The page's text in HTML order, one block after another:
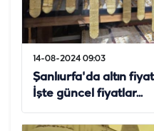
14-08-2024 09:03
Şanlıurfa'da altın
İşte güncel fiyatlar...